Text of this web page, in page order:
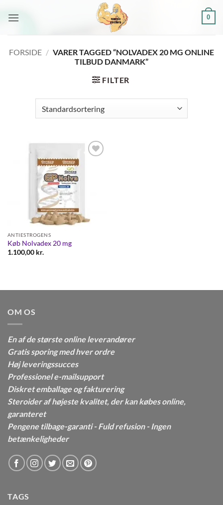
0
FORSIDE / VARER TAGGED “NOLVADEX 20 MG ONLINE
TILBUD DANMARK”
FILTER
ANTIESTROGENS
Køb Nolvadex 20 mg
1.100,00 kr.
OM OS
En af de største online leverandører
Gratis sporing med hver ordre
Høj leveringssucces
Professionel e-mailsupport
Diskret emballage og fakturering
Steroider af højeste kvalitet, der kan købes online,
garanteret
Pengene tilbage-garanti - Fuld refusion - Ingen
betænkeligheder
TAGS